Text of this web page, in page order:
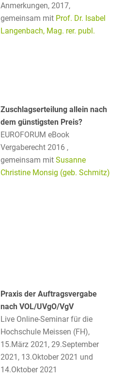
Anmerkungen, 2017,
gemeinsam mit Prof. Dr. Isabel
Langenbach, Mag. rer. publ.
Zuschlagserteilung allein nach
dem günstigsten Preis?
EUROFORUM eBook
Vergaberecht 2016 ,
gemeinsam mit Susanne
Christine Monsig (geb. Schmitz)
Praxis der Auftragsvergabe
nach VOL/UVgO/VgV
Live Online-Seminar für die
Hochschule Meissen (FH),
15.März 2021, 29.September
2021, 13.Oktober 2021 und
14.Oktober 2021